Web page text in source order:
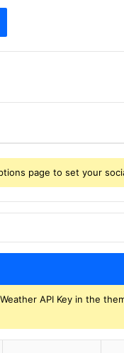
page to set your
API Key in the